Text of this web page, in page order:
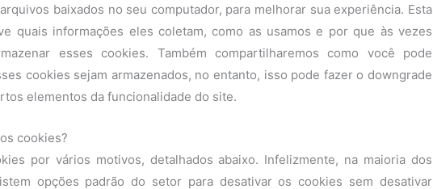
baixados no seu computador, para melhorar sua experiência. Esta
quais informações eles coletam, como as usamos e por que às vezes
esses cookies. Também compartilharemos como você pode
cookies sejam armazenados, no entanto, isso pode fazer o downgrade
elementos da funcionalidade do site.
cookies?
por vários motivos, detalhados abaixo. Infelizmente, na maioria dos
opções padrão do setor para desativar os cookies sem desativar